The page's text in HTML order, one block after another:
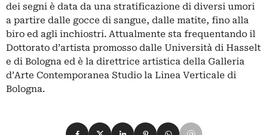
dei segni è data da una stratificazione di diversi umori
a partire dalle gocce di sangue, dalle matite, fino alla
biro ed agli inchiostri. Attualmente sta frequentando il
Dottorato d’artista promosso dalle Università di Hasselt
e di Bologna ed è la direttrice artistica della Galleria
d’Arte Contemporanea Studio la Linea Verticale di
Bologna.
Condividi su Facebook
Condividi su X
Condividi su LinkedIn
Condividi su Pinterest
Condividi su WhatsApp
Condividi su Email